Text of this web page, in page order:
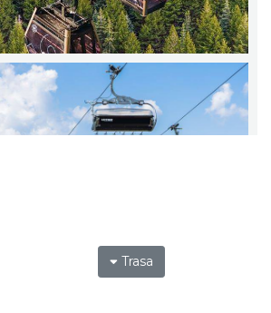
Trasa